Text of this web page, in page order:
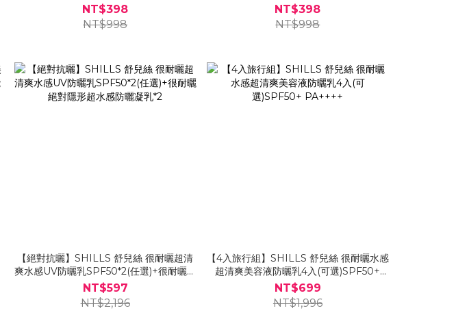
NT$398
NT$998
NT$398
NT$998
【絕對抗曬】SHILLS 舒兒絲 很耐曬超清
爽水感UV防曬乳SPF50*2(任選)+很耐曬絕
對隱形超水感防曬凝乳*2
NT$597
NT$2,196
【4入旅行組】SHILLS 舒兒絲 很耐曬水感
超清爽美容液防曬乳4入(可選)SPF50+
PA++++
NT$699
NT$1,996